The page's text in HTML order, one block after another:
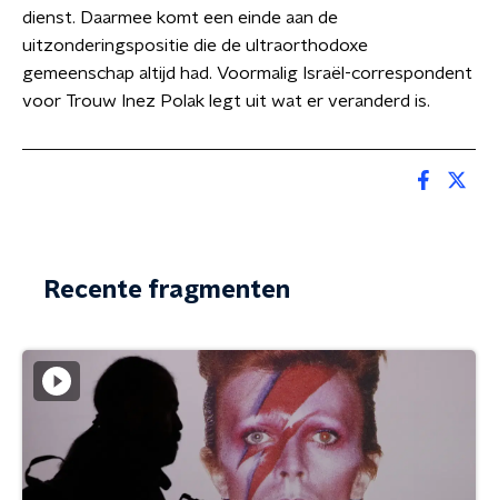
dienst. Daarmee komt een einde aan de
uitzonderingspositie die de ultraorthodoxe
gemeenschap altijd had. Voormalig Israël-correspondent
voor Trouw Inez Polak legt uit wat er veranderd is.
Recente fragmenten